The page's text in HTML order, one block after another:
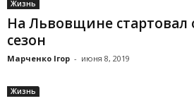
Жизнь
На Львовщине стартовал
сезон
Марченко Ігор - июня 8, 2019
Жизнь